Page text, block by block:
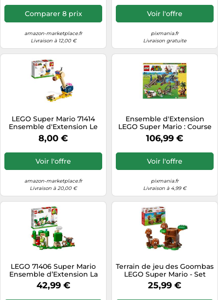
Luigi ou Peach, Enfants 6
Plus
Comparer 8 prix
amazon-marketplace.fr
Livraison à 12,00 €
Voir l'offre
pixmania.fr
Livraison gratuite
LEGO Super Mario 71414
Ensemble d'Extension Le
Casse-Tête de Pico Condor,
Jouet à Combiner avec
Luigi ou Peach, Enfants 6
Plus
8,00 €
Voir l'offre
amazon-marketplace.fr
Livraison à 20,00 €
Ensemble d'Extension
LEGO Super Mario : Course
de Chariot de Mine de
Diddy Kong (71425)
106,99 €
Voir l'offre
pixmania.fr
Livraison à 4,99 €
LEGO 71406 Super Mario
Ensemble d’Extension La
Maison Cadeau de Yoshi:
Jouet à Construire avec
42,99 €
Terrain de jeu des Goombas
LEGO Super Mario - Set
d'Action Amusant pour
Enfants
25,99 €